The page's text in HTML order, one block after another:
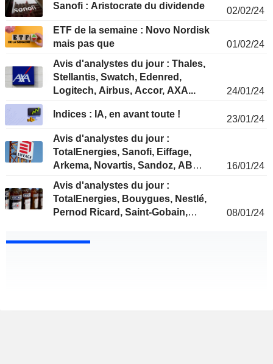
Sanofi : Aristocrate du dividende
02/02/24
ETF de la semaine : Novo Nordisk
mais pas que
01/02/24
Avis d'analystes du jour : Thales,
Stellantis, Swatch, Edenred,
Logitech, Airbus, Accor, AXA...
24/01/24
Indices : IA, en avant toute !
23/01/24
Avis d'analystes du jour :
TotalEnergies, Sanofi, Eiffage,
Arkema, Novartis, Sandoz, AB
16/01/24
Avis d'analystes du jour :
TotalEnergies, Bouygues, Nestlé,
Pernod Ricard, Saint-Gobain,
08/01/24